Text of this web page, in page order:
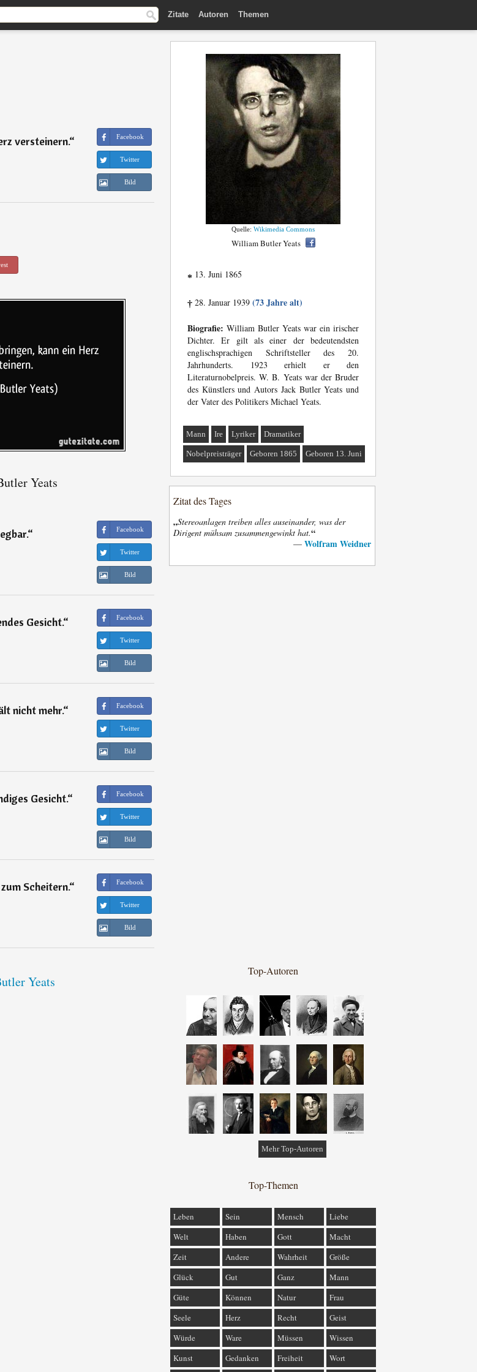
Zitate Autoren Themen
versteinern.“
Facebook
Twitter
Bild
Yeats
“
Facebook
Twitter
Bild
Gesicht.“
Facebook
Twitter
Bild
nicht mehr.“
Facebook
Twitter
Bild
Gesicht.“
Facebook
Twitter
Bild
Scheitern.“
Facebook
Twitter
Bild
Yeats
Quelle: Wikimedia Commons
William Butler Yeats
* 13. Juni 1865
† 28. Januar 1939 (73 Jahre alt)
Biografie: William Butler Yeats war ein irischer
Dichter. Er gilt als einer der bedeutendsten
englischsprachigen Schriftsteller des 20.
Jahrhunderts. 1923 erhielt er den
Literaturnobelpreis. W. B. Yeats war der Bruder
des Künstlers und Autors Jack Butler Yeats und
der Vater des Politikers Michael Yeats.
Mann Ire Lyriker Dramatiker
Nobelpreisträger Geboren 1865 Geboren 13. Juni
Zitat des Tages
„Stereoanlagen treiben alles auseinander, was der
Dirigent mühsam zusammengewinkt hat.“
— Wolfram Weidner
Top-Autoren
Mehr Top-Autoren
Top-Themen
Leben Sein Mensch
Liebe
Welt
Haben Gott
Macht
Zeit
Andere Wahrheit
Größe
Glück
Gut Ganz
Mann
Güte
Können Natur
Frau
Seele
Herz Recht
Geist
Würde
Ware Müssen
Wissen
Kunst
Gedanken Freiheit Wort